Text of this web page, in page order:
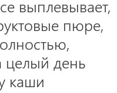
выплевывает,
пюре,
целый день
каши